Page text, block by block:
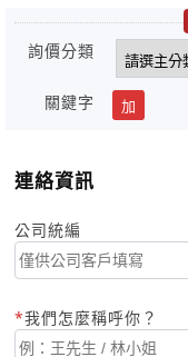
詢價分類
關鍵字 加
連絡資訊
公司統編
我們怎麼稱呼你？